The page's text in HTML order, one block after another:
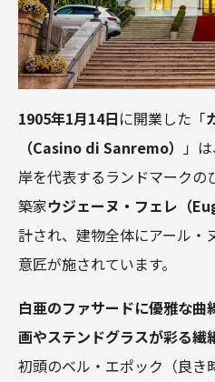
1905年1月14日に開業した「
（Casino di Sanremo） 」
岸を代表するランドマークの
築家ウジェーヌ・フェレ（
計され、建物全体にアール・
意匠が施されています。
白亜のファサードに優雅な曲
画やステンドグラスが彩る繊
初頭のベル・エポック（良き